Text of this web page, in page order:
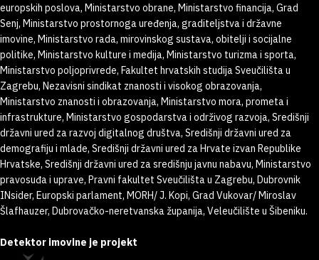
europskih poslova, Ministarstvo obrane, Ministarstvo financija, Grad
Senj, Ministarstvo prostornoga uređenja, graditeljstva i državne
imovine, Ministarstvo rada, mirovinskog sustava, obitelji i socijalne
politike, Ministarstvo kulture i medija, Ministarstvo turizma i sporta,
Ministarstvo poljoprivrede, Fakultet hrvatskih studija Sveučilišta u
Zagrebu, Nezavisni sindikat znanosti i visokog obrazovanja,
Ministarstvo znanosti i obrazovanja, Ministarstvo mora, prometa i
infrastrukture, Ministarstvo gospodarstva i održivog razvoja, Središnji
državni ured za razvoj digitalnog društva, Središnji državni ured za
demografiju i mlade, Središnji državni ured za Hrvate izvan Republike
Hrvatske, Središnji državni ured za središnju javnu nabavu, Ministarstvo
pravosuđa i uprave, Pravni fakultet Sveučilišta u Zagrebu, Dubrovnik
INsider, Europski parlament, MORH/ J. Kopi, Grad Vukovar/ Miroslav
Šlafhauzer, Dubrovačko-neretvanska županija, Veleučilište u Šibeniku.
Detektor imovine je projekt